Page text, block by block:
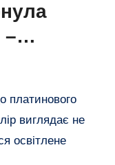
–
волосся
платинового
виглядає не
освітлене